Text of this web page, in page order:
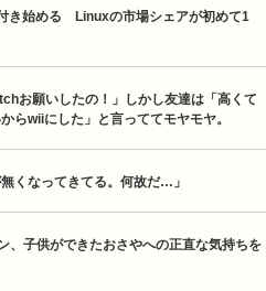
き始める　Linuxの市場シェアが初めて1
お願いしたの！」しかし友達は「高くて
らwiiにした」と言っててモヤモヤ。
くなってきてる。何故だ…」
、子供ができたおさやへの正直な気持ちを